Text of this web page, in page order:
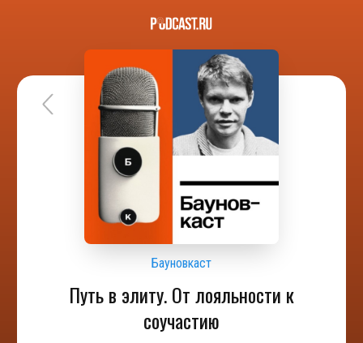
Бауновкаст
Путь в элиту. От лояльности к
соучастию